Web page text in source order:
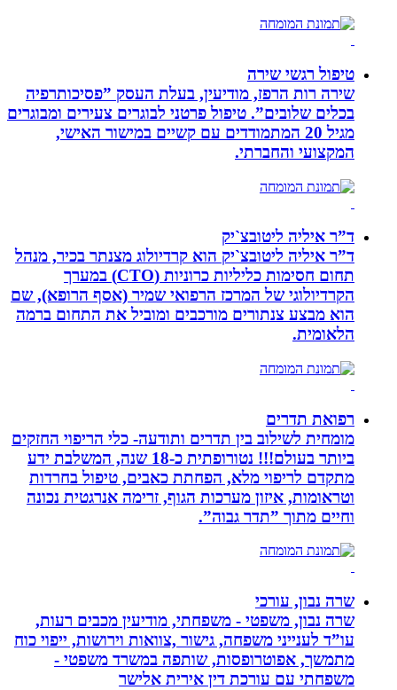
טיפול רגשי שירה
שירה רות הרפז, מודיעין, בעלת העסק ”פסיכותרפיה
בכלים שלובים”. טיפול פרטני לבוגרים צעירים ומבוגרים
מגיל 20 המתמודדים עם קשיים במישור האישי,
המקצועי והחברתי.
ד”ר איליה ליטובצ`יק
ד”ר איליה ליטובצ`יק הוא קרדיולוג מצנתר בכיר, מנהל
תחום חסימות כליליות כרוניות (CTO) במערך
הקרדיולוגי של המרכז הרפואי שמיר (אסף הרופא), שם
הוא מבצע צנתורים מורכבים ומוביל את התחום ברמה
הלאומית.
רפואת תדרים
מומחית לשילוב בין תדרים ותודעה- כלי הריפוי החזקים
ביותר בעולם!!! נטורופתית כ-18 שנה, המשלבת ידע
מתקדם לריפוי מלא, הפחתת כאבים, טיפול בחרדות
וטראומות, איזון מערכות הגוף, זרימה אנרגטית נכונה
וחיים מתוך ”תדר גבוה”.
שרה נבון, עורכי
שרה נבון, משפטי - משפחתי, מודיעין מכבים רעות,
עו”ד לענייני משפחה, גישור ,צוואות וירושות, ייפוי כוח
מתמשך, אפוטרופסות, שותפה במשרד משפטי -
משפחתי עם עורכת דין אירית אלישר